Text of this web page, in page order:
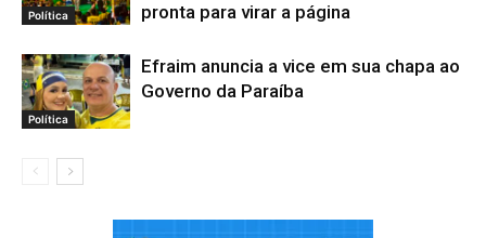
Política
pronta para virar a página
Política
Efraim anuncia a vice em sua chapa ao
Governo da Paraíba